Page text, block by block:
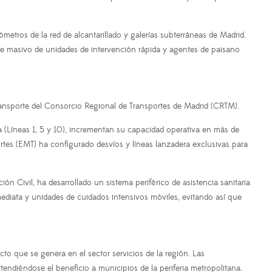
de la red de alcantarillado y galerías subterráneas de Madrid.
de unidades de intervención rápida y agentes de paisano
del Consorcio Regional de Transportes de Madrid (CRTM).
1, 5 y 10), incrementan su capacidad operativa en más de
(EMT) ha configurado desvíos y líneas lanzadera exclusivas para
Civil, ha desarrollado un sistema periférico de asistencia sanitaria
y unidades de cuidados intensivos móviles, evitando así que
que se genera en el sector servicios de la región. Las
el beneficio a municipios de la periferia metropolitana.